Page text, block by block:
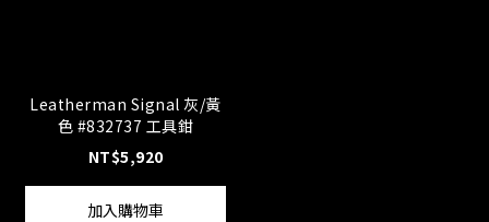
Leatherman Signal 灰/黃
色 #832737 工具鉗
NT$5,920
加入購物車